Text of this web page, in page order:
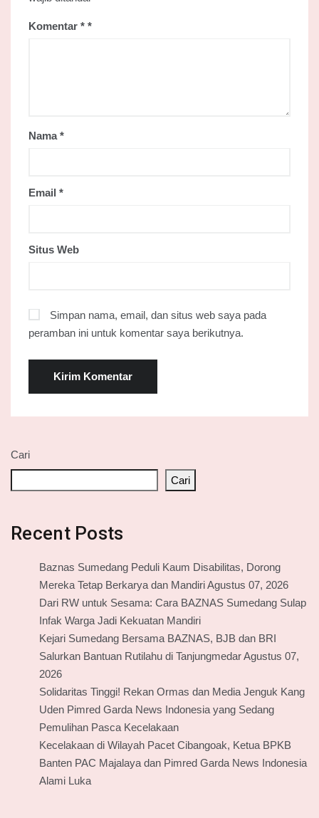
Komentar *
Nama*
Email *
Situs Web
Simpan nama, email, dan situs web saya pada
peramban ini untuk komentar saya berikutnya.
Cari
Cari
Recent Posts
Baznas Sumedang Peduli Kaum Disabilitas, Dorong
Mereka Tetap Berkarya dan Mandiri Agustus 07, 2026
Dari RW untuk Sesama: Cara BAZNAS Sumedang Sulap
Infak Warga Jadi Kekuatan Mandiri
Kejari Sumedang Bersama BAZNAS, BJB dan BRI
Salurkan Bantuan Rutilahu di Tanjungmedar Agustus 07,
2026
Solidaritas Tinggi! Rekan Ormas dan Media Jenguk Kang
Uden Pimred Garda News Indonesia yang Sedang
Pemulihan Pasca Kecelakaan
Kecelakaan di Wilayah Pacet Cibangoak, Ketua BPKB
Banten PAC Majalaya dan Pimred Garda News Indonesia
Alami Luka